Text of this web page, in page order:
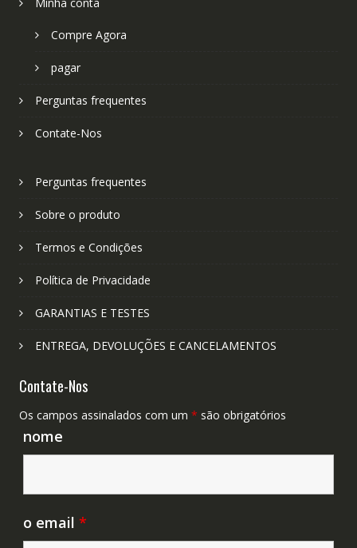
Compre Agora
pagar
Perguntas frequentes
Contate-Nos
Perguntas frequentes
Sobre o produto
Termos e Condições
Política de Privacidade
GARANTIAS E TESTES
ENTREGA, DEVOLUÇÕES E CANCELAMENTOS
Contate-Nos
Os campos assinalados com um * são obrigatórios
nome
o email *